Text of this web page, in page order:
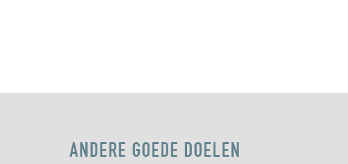
ANDERE GOEDE DOELEN